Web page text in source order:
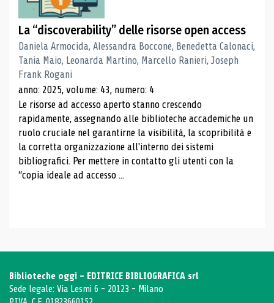
La “discoverability” delle risorse open access
Daniela Armocida, Alessandra Boccone, Benedetta Calonaci,
Tania Maio, Leonarda Martino, Marcello Ranieri, Joseph
Frank Rogani
anno: 2025, volume: 43, numero: 4
Le risorse ad accesso aperto stanno crescendo
rapidamente, assegnando alle biblioteche accademiche un
ruolo cruciale nel garantirne la visibilità, la scopribilità e
la corretta organizzazione all'interno dei sistemi
bibliografici. Per mettere in contatto gli utenti con la
“copia ideale ad accesso ...
Biblioteche oggi - EDITRICE BIBLIOGRAFICA srl
Sede legale: Via Lesmi 6 - 20123 - Milano